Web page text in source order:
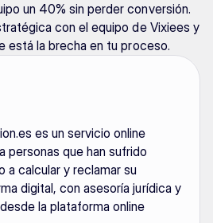
un 40% sin perder conversión.
con el equipo de Vixiees y
está la brecha en tu proceso.
es un servicio online
personas que han sufrido
calcular y reclamar su
digital, con asesoría jurídica y
la plataforma online